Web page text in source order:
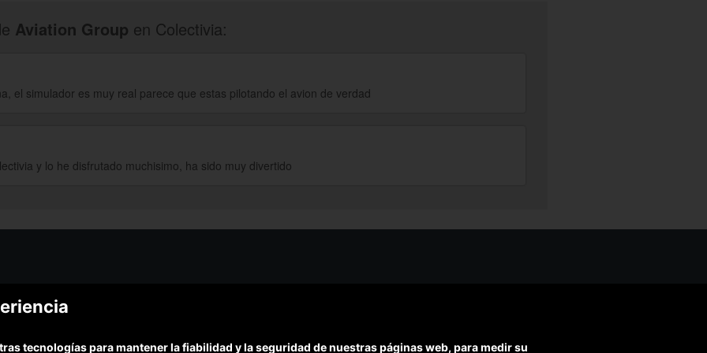
Aviation Group en Colectivia:
el simulador es muy real parece que estas pilotando el avion de verdad
y lo he disfrutado muchisimo, ha sido muy divertido
¿Cómo funciona Colectivia?
(Te respondemos en menos de 48h)
tecnologías para mantener la fiabilidad y la seguridad de nuestras páginas web, para medir su